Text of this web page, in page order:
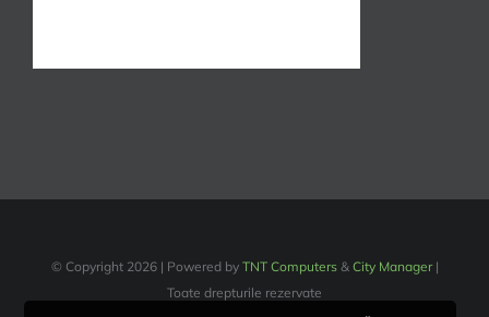
© Copyright 2026 | Powered by TNT Computers& City Manager|
Toate drepturile rezervate